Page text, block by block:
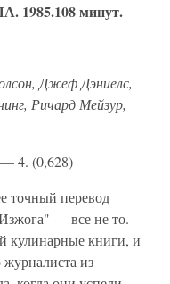
минут.
Джеф Дэниелс,
Ричард Мейзур,
4. (0,628)
точный перевод
— все не то.
кулинарные книги, и
из